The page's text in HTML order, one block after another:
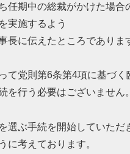
任期中の総裁がかけた場合
実施するよう
長に伝えたところでありま
て党則第6条第4項に基づく
を行う必要はございません。
選ぶ手続を開始していただ
に考えております。